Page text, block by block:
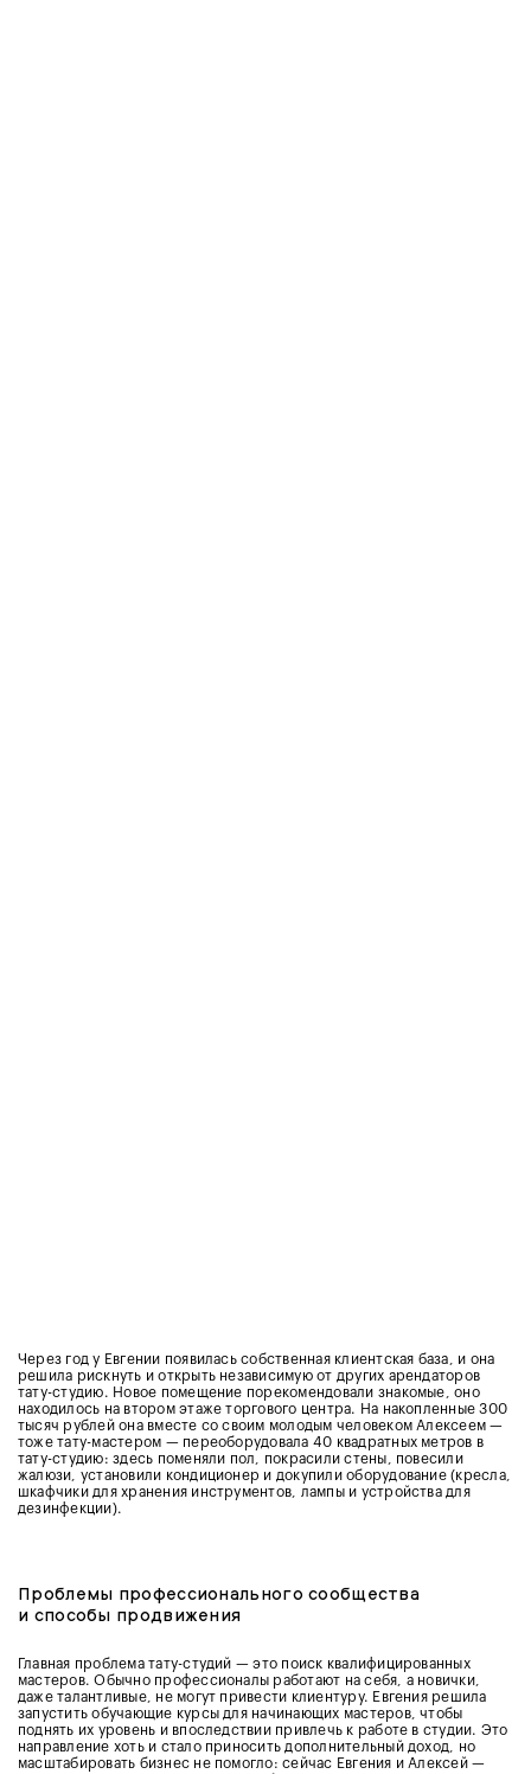
Через год у Евгении появилась собственная клиентская база, и она
решила рискнуть и открыть независимую от других арендаторов
тату-студию. Новое помещение порекомендовали знакомые, оно
находилось на втором этаже торгового центра. На накопленные 300
тысяч рублей она вместе со своим молодым человеком Алексеем —
тоже тату-мастером — переоборудовала 40 квадратных метров в
тату-студию: здесь поменяли пол, покрасили стены, повесили
жалюзи, установили кондиционер и докупили оборудование (кресла,
шкафчики для хранения инструментов, лампы и устройства для
дезинфекции).
Проблемы профессионального сообщества
и способы продвижения
Главная проблема тату-студий — это поиск квалифицированных
мастеров. Обычно профессионалы работают на себя, а новички,
даже талантливые, не могут привести клиентуру. Евгения решила
запустить обучающие курсы для начинающих мастеров, чтобы
поднять их уровень и впоследствии привлечь к работе в студии. Это
направление хоть и стало приносить дополнительный доход, но
масштабировать бизнес не помогло: сейчас Евгения и Алексей —